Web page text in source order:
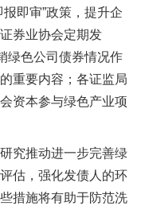
即审”政策，提升企
券业协会定期发
绿色公司债券情况作
重要内容；各证监局
资本参与绿色产业项
究推动进一步完善绿
估，强化发债人的环
措施将有助于防范洗